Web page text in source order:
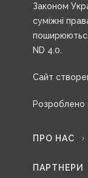
Законом
суміжні
поширюються
ND 4.0.
Сайт
Розроблено
ПРО НАС
ПАРТНЕРИ